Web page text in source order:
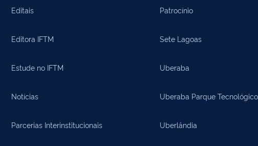
Editais
Editora IFTM
Estude no IFTM
Notícias
Parcerias Interinstitucionais
Patrocínio
Sete Lagoas
Uberaba
Uberaba Parque Tecnológico
Uberlândia